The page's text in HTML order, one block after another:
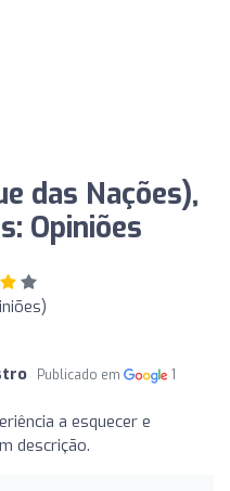
das Nações),
Opiniões
Publicado em
1
a esquecer e
descrição.